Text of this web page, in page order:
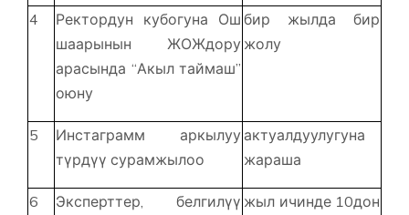
4
Ректордун кубогуна Ош
шаарынын ЖОЖдору
арасында “Акыл таймаш”
оюну
бир жылда бир
жолу
5
Инстаграмм аркылуу
түрдүү сурамжылоо
актуалдуулугуна
жараша
6
Эксперттер, белгилүү жыл ичинде 10дон